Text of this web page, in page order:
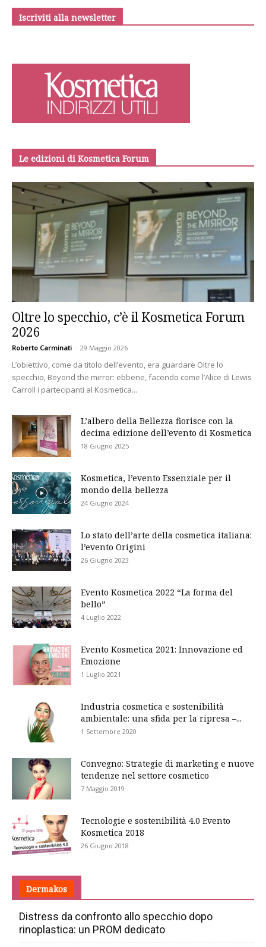
Iscriviti alla newsletter
Le edizioni di Kosmetica Forum
Oltre lo specchio, c’è il Kosmetica Forum
2026
Roberto Carminati - 29 Maggio 2026
L’obiettivo, come da titolo dell’evento, era guardare Oltre lo
specchio, Beyond the mirror: ebbene, facendo come l’Alice di Lewis
Carroll i partecipanti al Kosmetica...
L’albero della Bellezza fiorisce con la
decima edizione dell’evento di Kosmetica
18 Giugno 2025
Kosmetica, l’evento Essenziale per il
mondo della bellezza
24 Giugno 2024
Lo stato dell’arte della cosmetica italiana:
l’evento Origini
26 Giugno 2023
Evento Kosmetica 2022 “La forma del
bello”
4 Luglio 2022
Evento Kosmetica 2021: Innovazione ed
Emozione
1 Luglio 2021
Industria cosmetica e sostenibilità
ambientale: una sfida per la ripresa –...
1 Settembre 2020
Convegno: Strategie di marketing e nuove
tendenze nel settore cosmetico
7 Maggio 2019
Tecnologie e sostenibilità 4.0 Evento
Kosmetica 2018
26 Giugno 2018
Dermakos
Distress da confronto allo specchio dopo
rinoplastica: un PROM dedicato